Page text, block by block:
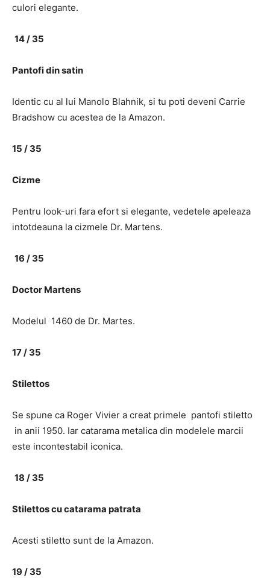
culori elegante.
14 / 35
Pantofi din satin
Identic cu al lui Manolo Blahnik, si tu poti deveni Carrie
Bradshow cu acestea de la Amazon.
15 / 35
Cizme
Pentru look-uri fara efort si elegante, vedetele apeleaza
intotdeauna la cizmele Dr. Martens.
16 / 35
Doctor Martens
Modelul 1460 de Dr. Martes.
17 / 35
Stilettos
Se spune ca Roger Vivier a creat primele pantofi stiletto
in anii 1950. Iar catarama metalica din modelele marcii
este incontestabil iconica.
18 / 35
Stilettos cu catarama patrata
Acesti stiletto sunt de la Amazon.
19 / 35